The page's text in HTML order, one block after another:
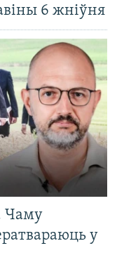
6 жніўня
Чаму
у